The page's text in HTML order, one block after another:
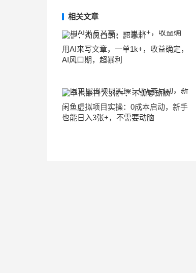
相关文章
用AI来写文章，一单1k+，收益确定，
AI风口期，超暴利
闲鱼虚拟项目实操：0成本启动，新手
也能日入3张+，不需要动脑